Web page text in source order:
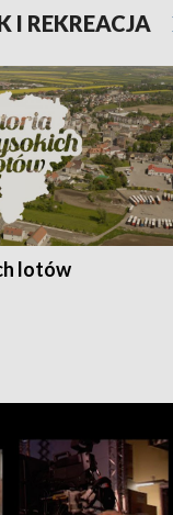
I REKREACJA
lotów